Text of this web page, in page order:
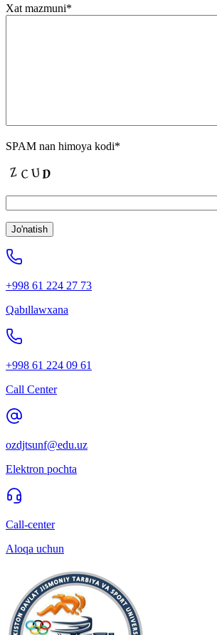
Xat mazmuni*
SPAM nan himoya kodi*
+998 61 224 27 73
Qabıllawxana
+998 61 224 09 61
Call Center
ozdjtsunf@edu.uz
Elektron pochta
Call-center
Aloqa uchun